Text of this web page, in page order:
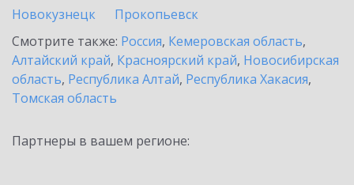
Новокузнецк
Прокопьевск
Смотрите также: Россия, Кемеровская область,
Алтайский край, Красноярский край, Новосибирская
область, Республика Алтай, Республика Хакасия,
Томская область
Партнеры в вашем регионе: